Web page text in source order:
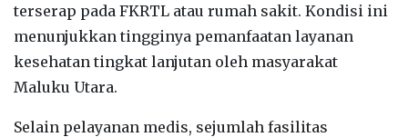
terserap pada FKRTL atau rumah sakit. Kondisi ini
menunjukkan tingginya pemanfaatan layanan
kesehatan tingkat lanjutan oleh masyarakat
Maluku Utara.‎
‎Selain pelayanan medis, sejumlah fasilitas